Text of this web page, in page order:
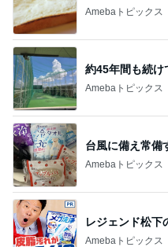
Amebaトピックス
約45年間も続け
Amebaトピックス
台風に備え常備
Amebaトピックス
レジェンド松下
Amebaトピックス